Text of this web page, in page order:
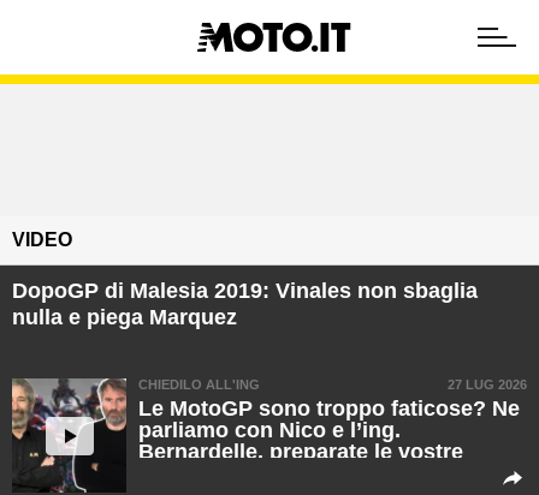
VIDEO
DopoGP di Malesia 2019: Vinales non sbaglia
nulla e piega Marquez
CHIEDILO ALL'ING 27 LUG 2026
Le MotoGP sono troppo faticose? Ne
parliamo con Nico e l’ing.
Bernardelle, preparate le vostre